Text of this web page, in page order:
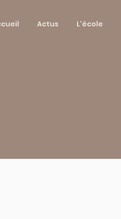
Actus L'école